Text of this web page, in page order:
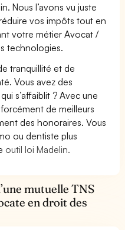
Nous l’avons vu juste
vos impôts tout en
votre métier Avocat /
technologies.
tranquillité et de
Vous avez des
s’affaiblit ? Avec une
de meilleurs
des honoraires. Vous
ou dentiste plus
outil loi Madelin.
mutuelle TNS
en droit des